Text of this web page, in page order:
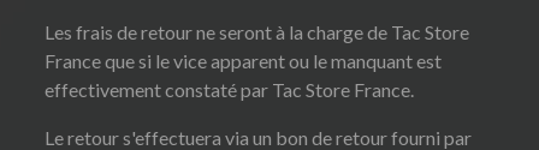
Les frais de retour ne seront à la charge de Tac Store
France que si le vice apparent ou le manquant est
effectivement constaté par Tac Store France.
Le retour s'effectuera via un bon de retour fourni par